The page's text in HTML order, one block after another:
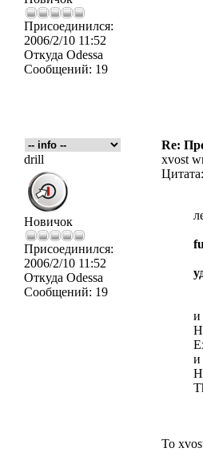
Присоединился:
2006/2/10 11:52
Откуда Odessa
Сообщений: 19
Re:
drill
Новичок
Присоединился:
2006/2/10 11:52
Откуда Odessa
Сообщений: 19
xvost
Цитата:
и
и
To